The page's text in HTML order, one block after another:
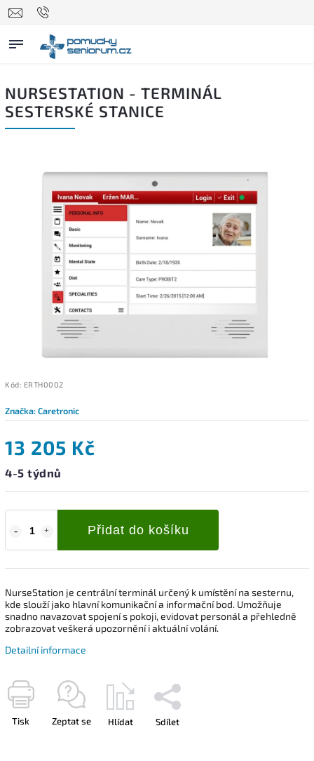
NURSESTATION - TERMINÁL
SESTERSKÉ STANICE
Kód: ERTH0002
Značka:Caretronic
13 205 Kč
4-5 týdnů
Přidat do košíku
NurseStation je centrální terminál určený k umístění na sesternu,
kde slouží jako hlavní komunikační a informační bod. Umožňuje
snadno navazovat spojení s pokoji, evidovat personál a přehledně
zobrazovat veškerá upozornění i aktuální volání.
Detailní informace
Tisk Zeptat se Hlídat Sdílet